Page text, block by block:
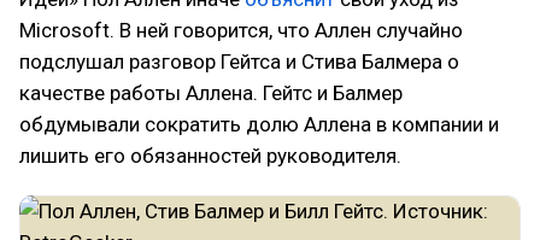
Microsoft. В ней говорится, что Аллен случайно
подслушал разговор Гейтса и Стива Балмера о
качестве работы Аллена. Гейтс и Балмер
обдумывали сократить долю Аллена в компании и
лишить его обязанностей руководителя.